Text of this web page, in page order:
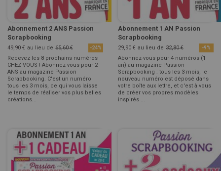
Abonnement 2 ANS Passion
Scrapbooking
49,90 € au lieu de 65,60 € -24%
Recevez les 8 prochains numéros
CHEZ VOUS ! Abonnez-vous pour 2
ANS au magazine Passion
Scrapbooking. C'est un numéro
tous les 3 mois, ce qui vous laisse
le temps de réaliser vos plus belles
créations...
Abonnement 1 AN Passion
Scrapbooking
29,90 € au lieu de 32,80 € -9%
Abonnez-vous pour 4 numéros (1
an) au magazine Passion
Scrapbooking : tous les 3 mois, le
nouveau numéro est déposé dans
votre boîte aux lettre, et c'est à vous
de créer vos propres modèles
inspirés ...